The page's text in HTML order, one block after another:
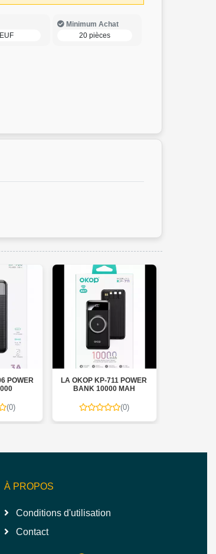
Minimum Achat
20 pièces
LA OKOP KP-711 POWER
BANK 10000 MAH
(0)
À PROPOS
Conditions d'utilisation
Contact